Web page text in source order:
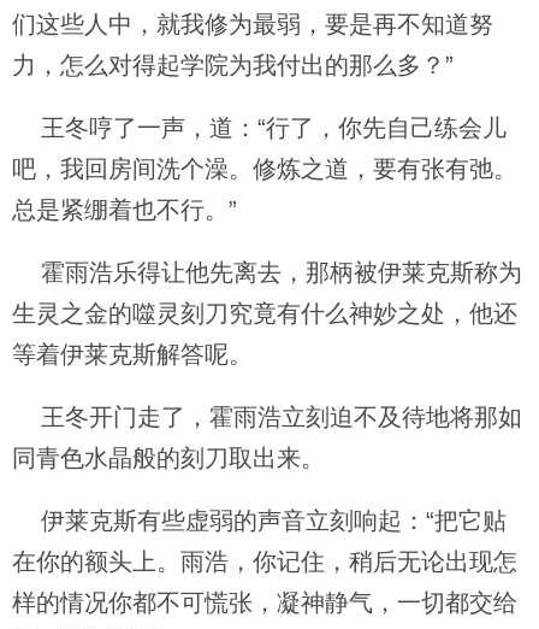
们这些人中，就我修为最弱，要是再不知道努
力，怎么对得起学院为我付出的那么多？”
王冬哼了一声，道：“行了，你先自己练会儿
吧，我回房间洗个澡。修炼之道，要有张有弛。
总是紧绷着也不行。”
霍雨浩乐得让他先离去，那柄被伊莱克斯称为
生灵之金的噬灵刻刀究竟有什么神妙之处，他还
等着伊莱克斯解答呢。
王冬开门走了，霍雨浩立刻迫不及待地将那如
同青色水晶般的刻刀取出来。
伊莱克斯有些虚弱的声音立刻响起：“把它贴
在你的额头上。雨浩，你记住，稍后无论出现怎
样的情况你都不可慌张，凝神静气，一切都交给